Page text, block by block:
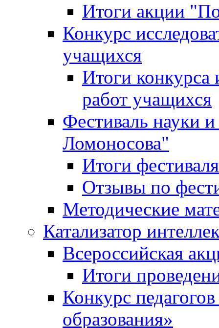
Итоги акции
Конкурс
учащихся
Итоги конкурса
работ учащихся
Фестиваль науки
Ломоносова"
Итоги фестиваля
Отзывы по
Методические
Катализатор
Всероссийская
Итоги
Конкурс
образования»